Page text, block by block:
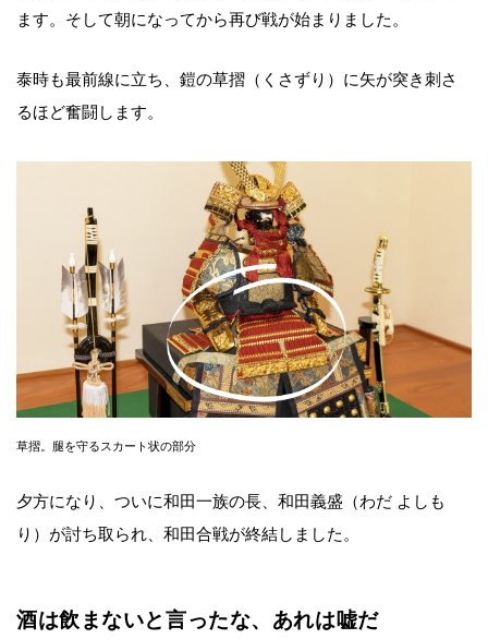
ます。そして朝になってから再び戦が始まりました。
泰時も最前線に立ち、鎧の草摺（くさずり）に矢が突き刺さ
るほど奮闘します。
草摺。腿を守るスカート状の部分
夕方になり、ついに和田一族の長、和田義盛（わだ よしも
り）が討ち取られ、和田合戦が終結しました。
酒は飲まないと言ったな、あれは嘘だ